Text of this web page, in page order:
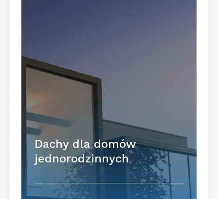
Dachy dla domów
jednorodzinnych